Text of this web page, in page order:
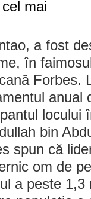
a fost
în
Forbes.
anual
locului
bin
spun că
om de
a peste 1,3